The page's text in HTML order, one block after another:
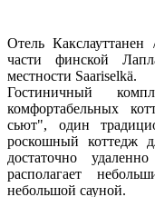
Отель Какслауттанен
части финской
местности Saariselkä.
Гостиничный
комфортабельных
сьют", один
роскошный коттедж
достаточно
располагает
небольшой сауной.